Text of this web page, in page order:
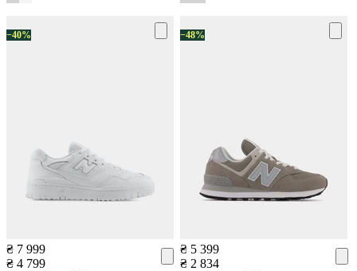
−40%
₴ 7 999
₴ 4 799
−48%
₴ 5 399
₴ 2 834